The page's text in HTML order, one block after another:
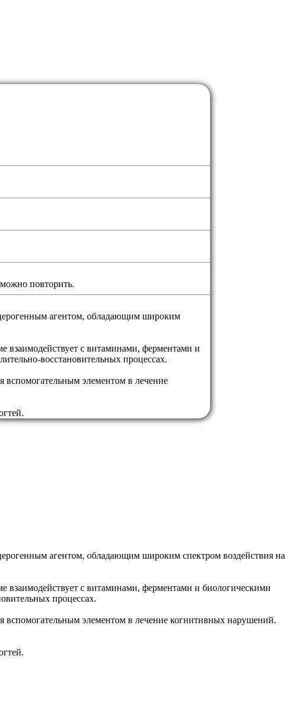
повторить.
агентом, обладающим широким
взаимодействует с витаминами, ферментами и
восстановительных процессах.
вспомогательным элементом в лечение
агентом, обладающим широким спектром воздействия на
взаимодействует с витаминами, ферментами и биологическими
процессах.
вспомогательным элементом в лечение когнитивных нарушений.